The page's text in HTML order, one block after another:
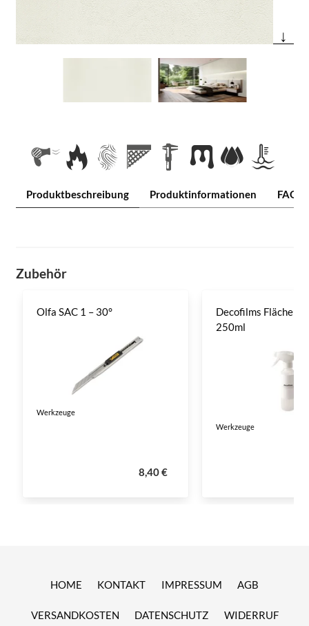
↓
Produktbeschreibung Produktinformationen FAQ
Zubehör
Olfa SAC 1 – 30°
Werkzeuge
8,40 €
Decofilms
250ml
Werkzeuge
HOME KONTAKT IMPRESSUM AGB
VERSANDKOSTEN DATENSCHUTZ WIDERRUF